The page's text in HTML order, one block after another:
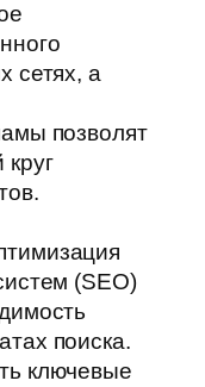
сетях, а
позволят
(SEO)
поиска.
ключевые